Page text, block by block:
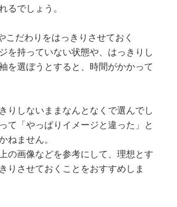
るでしょう。
こだわりをはっきりさせておく
を持っていない状態や、はっきりし
を選ぼうとすると、時間がかかって
りしないままなんとなくで選んでし
て「やっぱりイメージと違った」と
ねません。
の画像などを参考にして、理想とす
りさせておくことをおすすめしま